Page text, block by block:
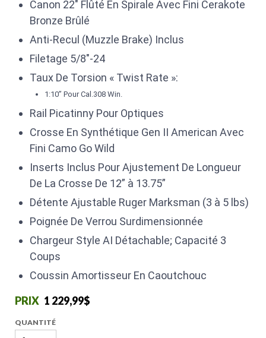
Canon 22″ Flûté En Spirale Avec Fini Cerakote
Bronze Brûlé
Anti-Recul (Muzzle Brake) Inclus
Filetage 5/8″-24
Taux De Torsion « Twist Rate »:
1:10” Pour Cal.308 Win.
Rail Picatinny Pour Optiques
Crosse En Synthétique Gen II American Avec
Fini Camo Go Wild
Inserts Inclus Pour Ajustement De Longueur
De La Crosse De 12” à 13.75”
Détente Ajustable Ruger Marksman (3 à 5 lbs)
Poignée De Verrou Surdimensionnée
Chargeur Style AI Détachable; Capacité 3
Coups
Coussin Amortisseur En Caoutchouc
1 229,99$
QUANTITÉ